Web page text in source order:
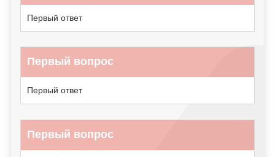
Первый ответ
Первый вопрос
Первый ответ
Первый вопрос